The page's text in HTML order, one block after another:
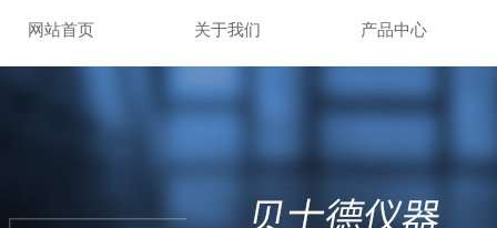
网站首页 关于我们 产品中心